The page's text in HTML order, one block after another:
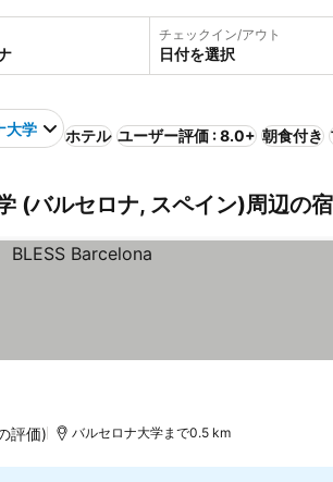
チェックイン/アウト
日付を選択
大学 ホテル ユーザー評価 : 8.0+ 朝食付き
(バルセロナ, スペイン)周辺の
評価) バルセロナ大学まで0.5 km